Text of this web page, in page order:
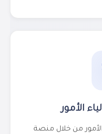
الأمور
من خلال منصة